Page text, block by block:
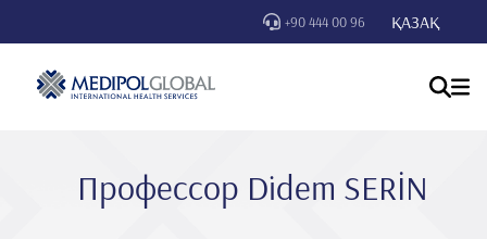
+90 444 00 96 ҚАЗАҚ
Профессор Di̇dem SERİN